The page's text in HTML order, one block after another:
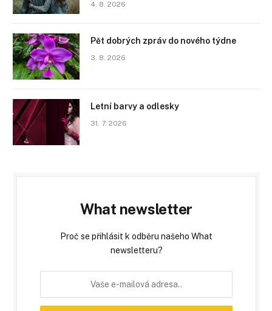
4. 8. 2026
Pět dobrých zpráv do nového týdne
3. 8. 2026
Letní barvy a odlesky
31. 7. 2026
What newsletter
Proč se přihlásit k odběru našeho What
newsletteru?